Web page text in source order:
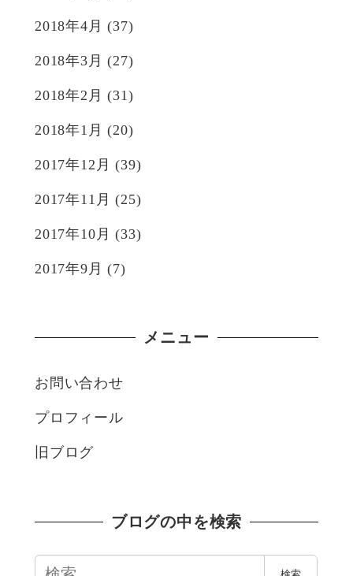
2018年4月 (37)
2018年3月 (27)
2018年2月 (31)
2018年1月 (20)
2017年12月 (39)
2017年11月 (25)
2017年10月 (33)
2017年9月 (7)
メニュー
お問い合わせ
プロフィール
旧ブログ
ブログの中を検索
検